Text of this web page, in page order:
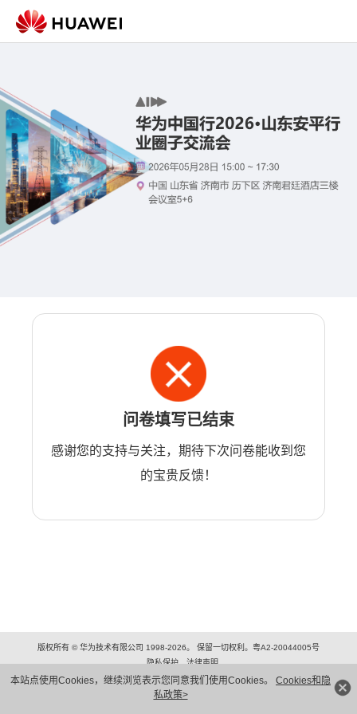
本站点使用Cookies，继续浏览表示您同意我们使用Cookies。 Cookies和隐
私政策>
问卷填写已结束
感谢您的支持与关注，期待下次问卷能收到您
的宝贵反馈！
版权所有 © 华为技术有限公司 1998-2026。 保留一切权利。粤A2-20044005号
隐私保护
法律声明